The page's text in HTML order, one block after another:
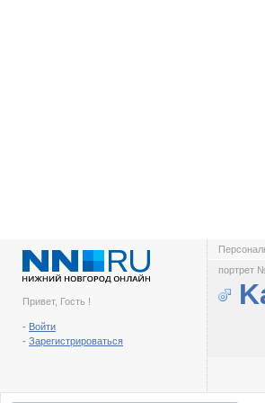
Привет, Гость !
- Войти
- Зарегистрироваться
портрет